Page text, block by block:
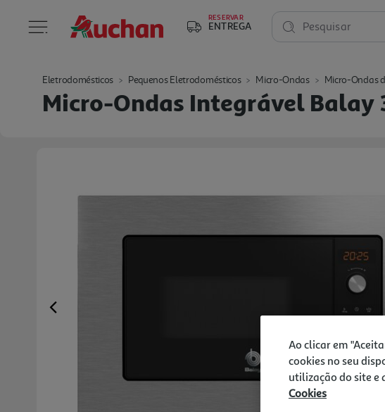
RESERVAR
ENTREGA Pesquisar
Eletrodomésticos Pequenos Eletrodomésticos Micro-Ondas Micro-Ondas
Micro-Ondas Integrável Balay
Previous
Ao clicar em
cookies no seu
utilização do site e
Cookies